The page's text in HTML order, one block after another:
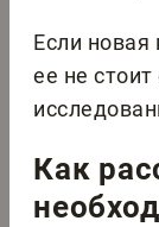
Если новая
ее не
Как